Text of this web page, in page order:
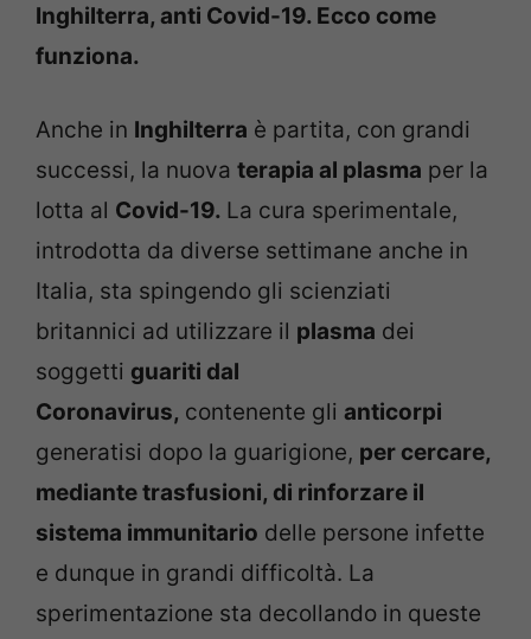
Inghilterra, anti Covid-19. Ecco come
funziona.
Anche in Inghilterra è partita, con grandi
successi, la nuova terapia al plasma per la
lotta al Covid-19. La cura sperimentale,
introdotta da diverse settimane anche in
Italia, sta spingendo gli scienziati
britannici ad utilizzare il plasma dei
soggetti guariti dal
Coronavirus, contenente gli anticorpi
generatisi dopo la guarigione, per cercare,
mediante trasfusioni, di rinforzare il
sistema immunitario delle persone infette
e dunque in grandi difficoltà. La
sperimentazione sta decollando in queste